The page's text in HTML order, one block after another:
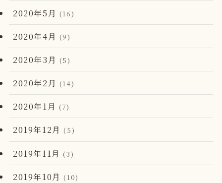
2020年5月 (16)
2020年4月 (9)
2020年3月 (5)
2020年2月 (14)
2020年1月 (7)
2019年12月 (5)
2019年11月 (3)
2019年10月 (10)